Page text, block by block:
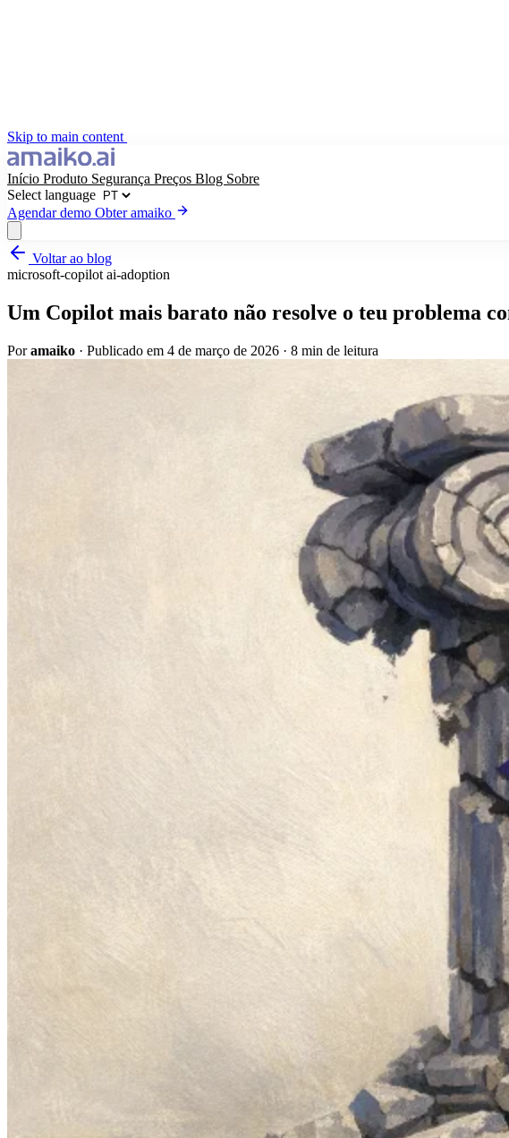
Skip to main content
Início Produto Segurança Preços Blog Sobre
Select language
Agendar demo Obter amaiko
Obter amaiko Agendar demo
Voltar ao blog
microsoft-copilot ai-adoption
Um Copilot mais barato não resolve o teu problema
Poramaiko · Publicado em 4 de março de 2026 · 8 min de leitura